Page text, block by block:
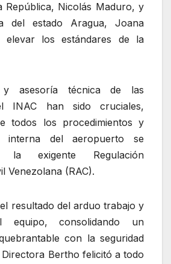
República, Nicolás Maduro, y
del estado Aragua, Joana
elevar los estándares de la
y asesoría técnica de las
INAC han sido cruciales,
todos los procedimientos y
interna del aeropuerto se
exigente Regulación
Venezolana (RAC).
resultado del arduo trabajo y
equipo, consolidando un
con la seguridad
Bertho felicitó a todo